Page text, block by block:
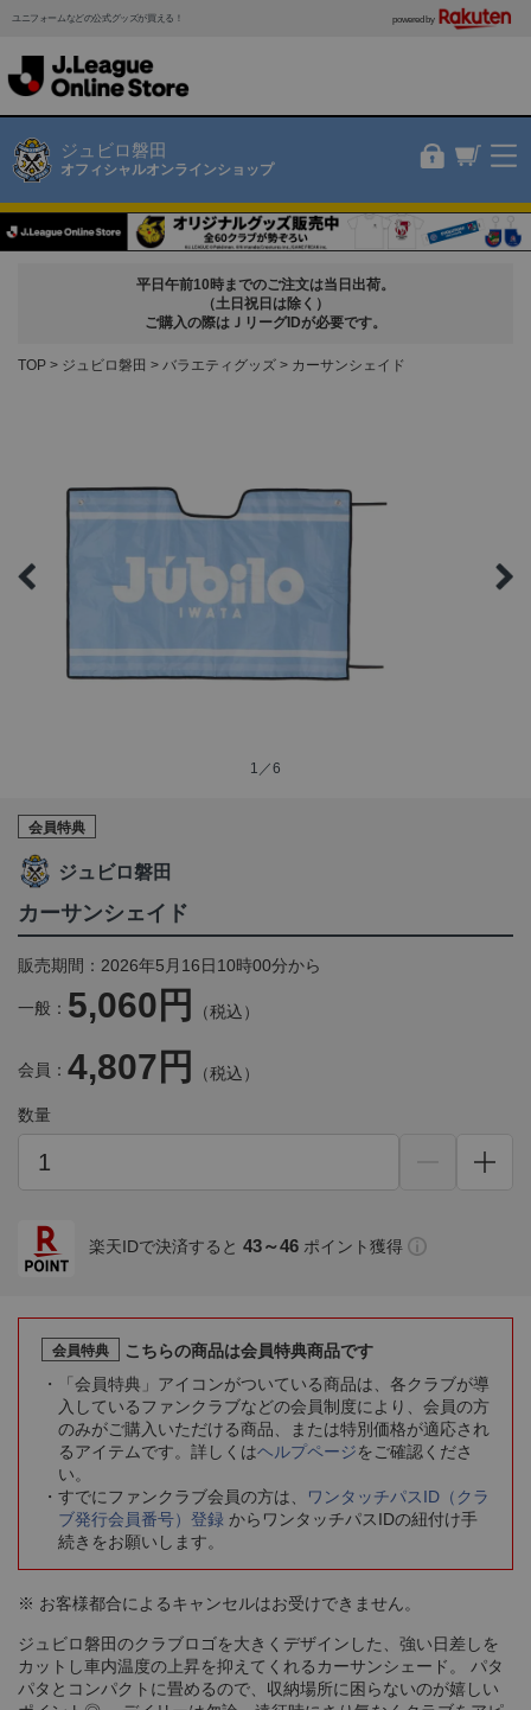
ユニフォームなどの公式グッズが買える！ powered by
ジュビロ磐田
オフィシャルオンラインショップ
平日午前10時までのご注文は当日出荷。
（土日祝日は除く）
ご購入の際はＪリーグIDが必要です。
TOP ジュビロ磐田 バラエティグッズ カーサンシェイド
1／6
会員特典
ジュビロ磐田
カーサンシェイド
販売期間：2026年5月16日10時00分から
一般： 5,060円 （税込）
会員： 4,807円 （税込）
数量
楽天IDで決済すると 43～46 ポイント獲得
会員特典
こちらの商品は会員特典商品です
「会員特典」アイコンがついている商品は、各クラブが導
入しているファンクラブなどの会員制度により、会員の方
のみがご購入いただける商品、または特別価格が適応され
るアイテムです。詳しくはヘルプページをご確認くださ
い。
すでにファンクラブ会員の方は、
ワンタッチパスID（クラ
ブ発行会員番号）登録 からワンタッチパスIDの紐付け手
続きをお願いします。
※ お客様都合によるキャンセルはお受けできません。
ジュビロ磐田のクラブロゴを大きくデザインした、強い日差しを
カットし車内温度の上昇を抑えてくれるカーサンシェード。 パタ
パタとコンパクトに畳めるので、収納場所に困らないのが嬉しい